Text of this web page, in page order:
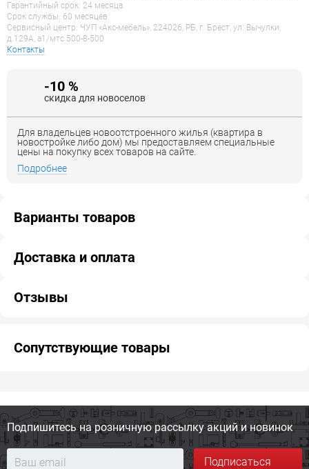
Гарантийный срок: 24 месяца
Срок службы: 60 месяцев
Сервисный центр: ЧУП «Акс-мебель», 224026, РБ, г. Брест, ул. Вычулки,
д.129А, a1/мтс 500-8-500
Контакты
-10 %
скидка для новоселов
Для владельцев новоотстроенного жилья (квартира в
новостройке либо дом) мы предоставляем специальные
цены на покупку всех товаров на сайте.
Подробнее
Варианты товаров
Доставка и оплата
Отзывы
Сопутствующие товары
Подпишитесь на розничную рассылку акций и новинок
Подписаться